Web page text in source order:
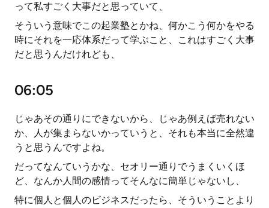
って私すごく大事だと思っていて、
そういう意味でこの起業塾とかね、何かこう何かをやる
時にそれを一応体系だって学ぶこと、これはすごく大事
だと思うんだけれども、
06:05
じゃあその通りにできないから、じゃあ例えば売れない
か、人が集まらないかっていうと、それも本当に全然違
うと思うんですよね。
だってなんていうかな、セオリー通りでうまくいくほ
ど、なんか人間の感情ってそんなに簡単じゃないし、
特に個人と個人のビジネスだったら、そういうことより